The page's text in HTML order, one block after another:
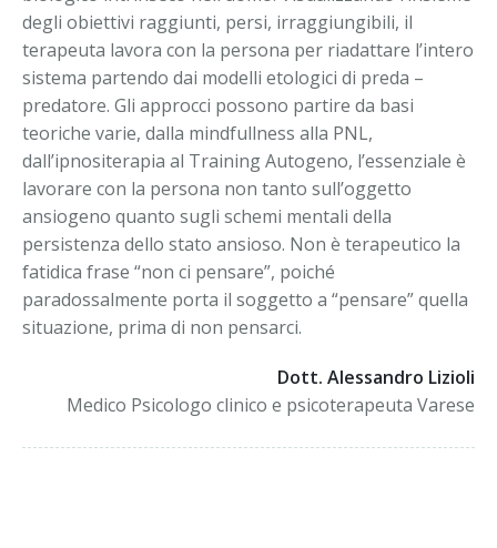
degli obiettivi raggiunti, persi, irraggiungibili, il
terapeuta lavora con la persona per riadattare l’intero
sistema partendo dai modelli etologici di preda –
predatore. Gli approcci possono partire da basi
teoriche varie, dalla mindfullness alla PNL,
dall’ipnositerapia al Training Autogeno, l’essenziale è
lavorare con la persona non tanto sull’oggetto
ansiogeno quanto sugli schemi mentali della
persistenza dello stato ansioso. Non è terapeutico la
fatidica frase “non ci pensare”, poiché
paradossalmente porta il soggetto a “pensare” quella
situazione, prima di non pensarci.
Dott. Alessandro Lizioli
Medico Psicologo clinico e psicoterapeuta Varese